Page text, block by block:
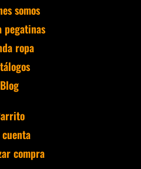
somos
pegatinas
ropa
Blog
compra